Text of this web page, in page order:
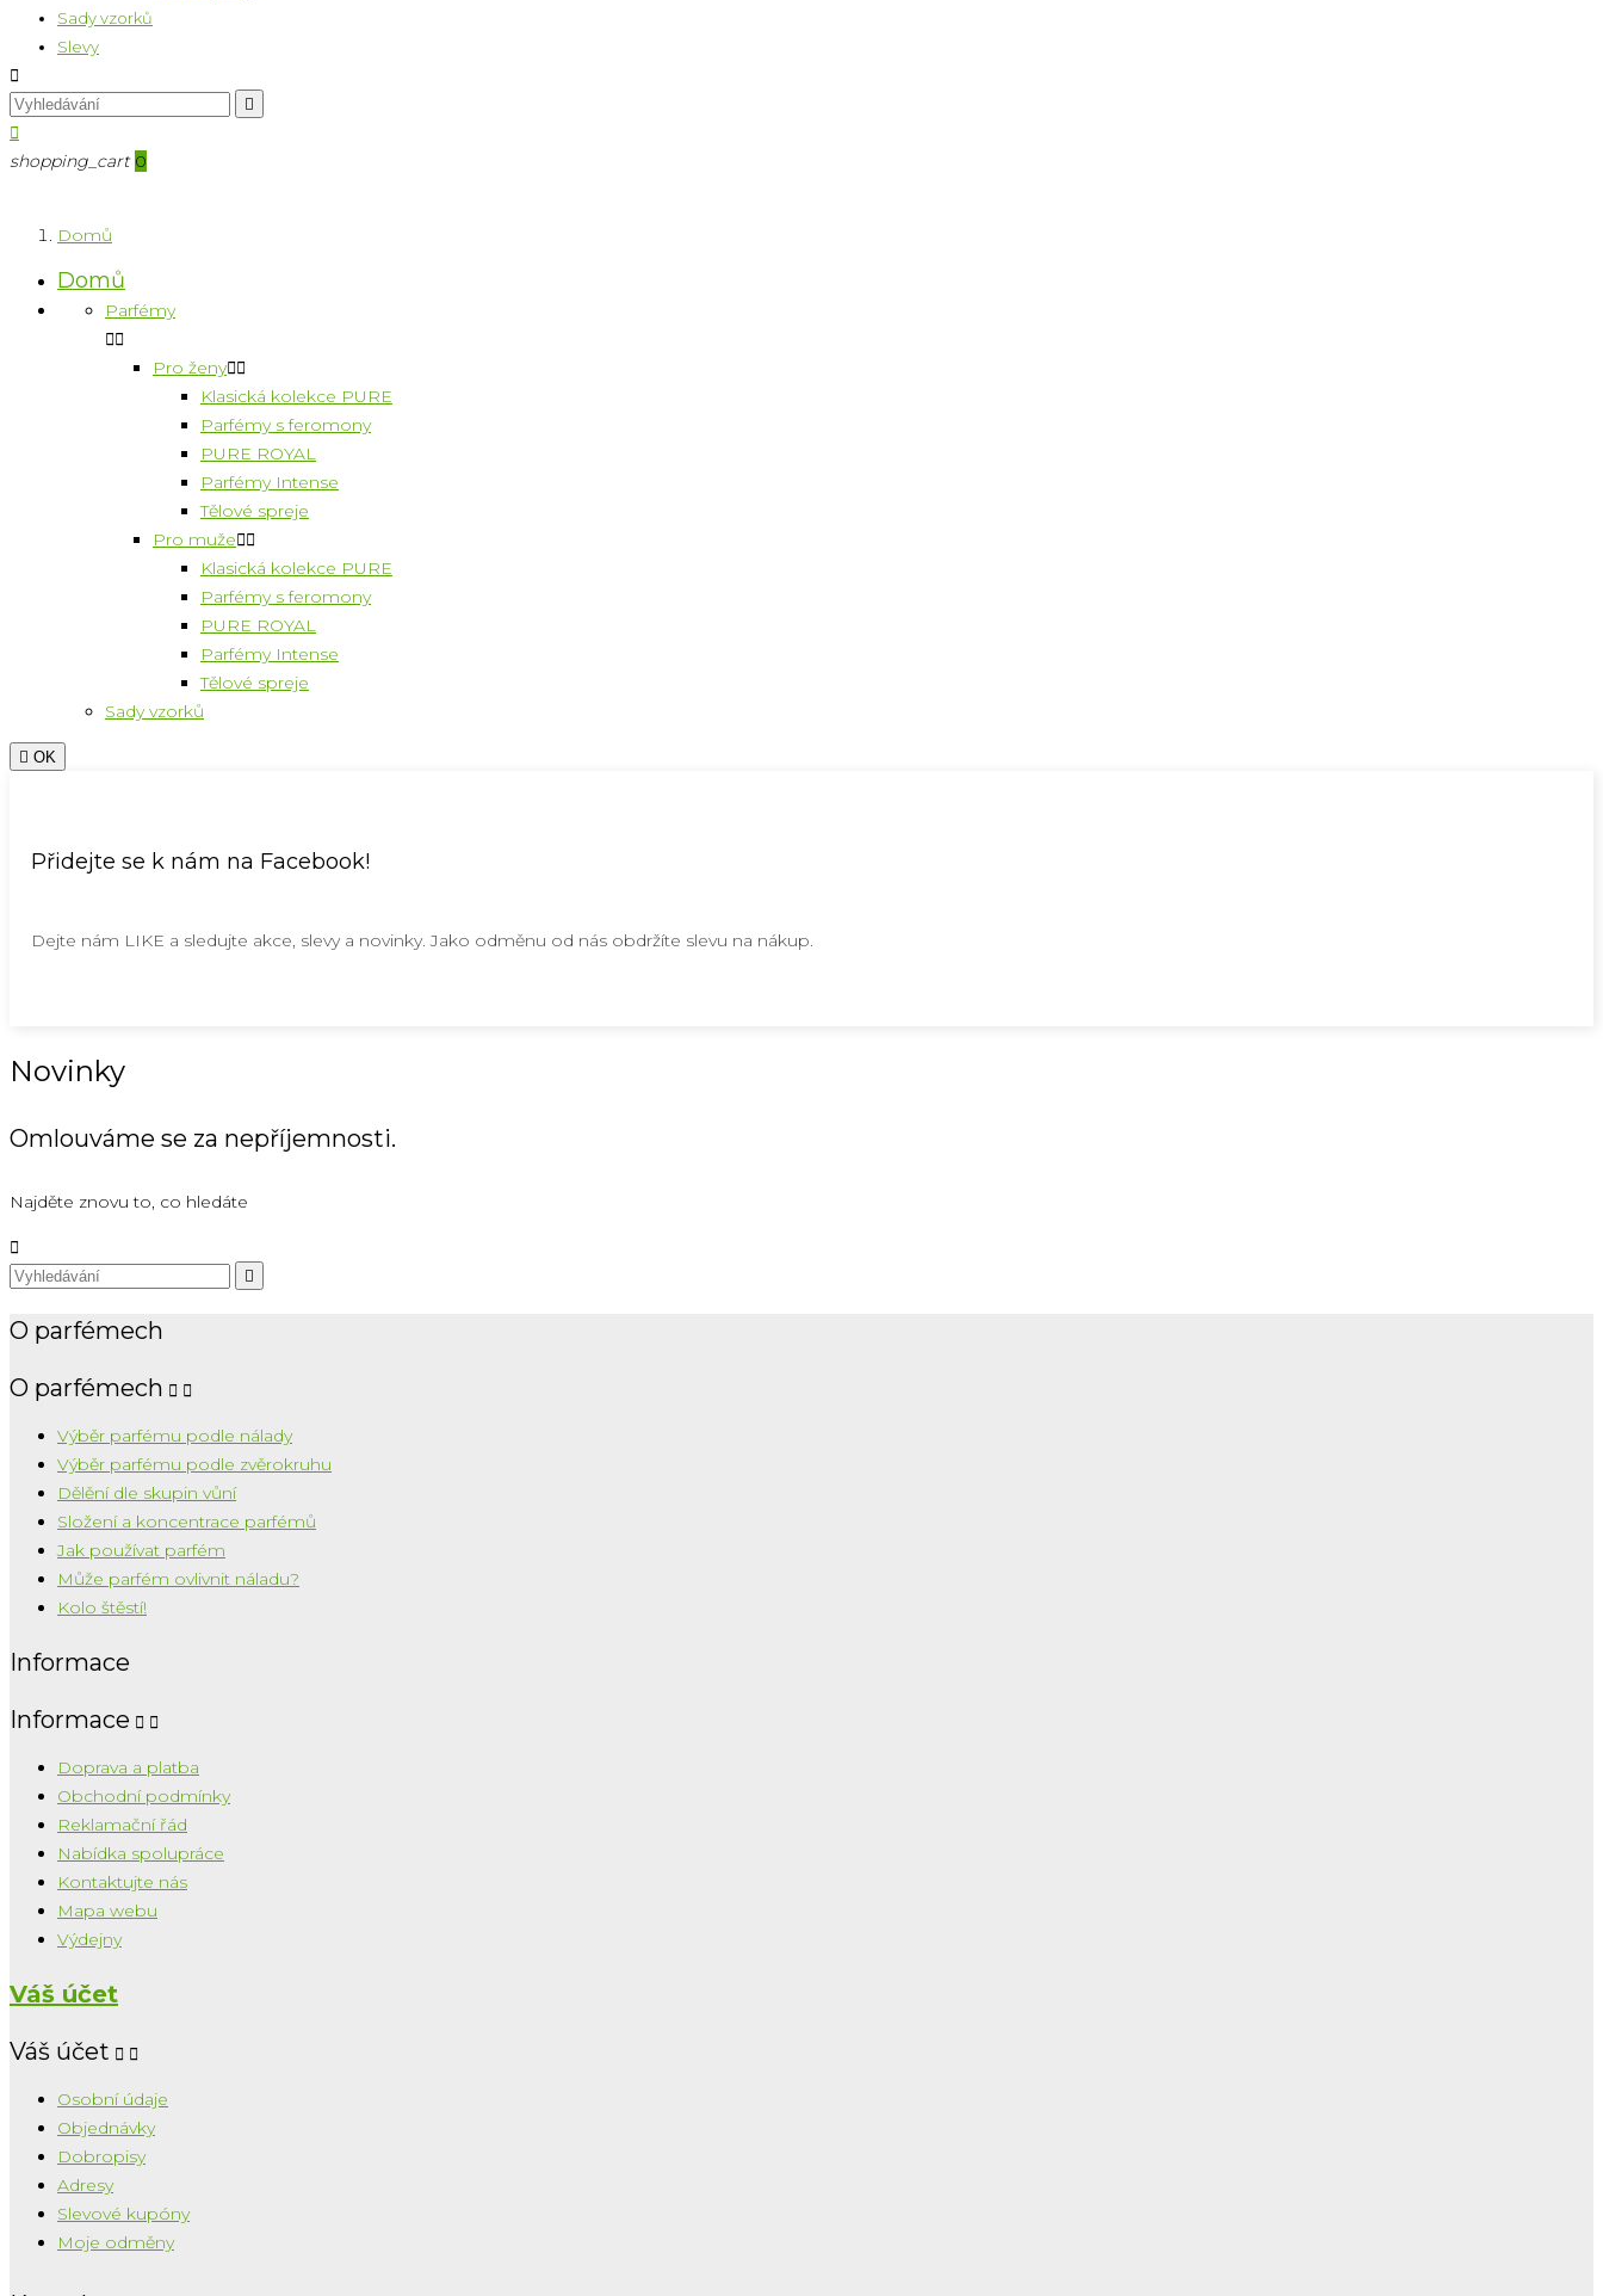
Sady vzorků
Slevy



shopping_cart 0
Domů
Domů
Parfémy

Pro ženy
Klasická kolekce PURE
Parfémy s feromony
PURE ROYAL
Parfémy Intense
Tělové spreje
Pro muže
Klasická kolekce PURE
Parfémy s feromony
PURE ROYAL
Parfémy Intense
Tělové spreje
Sady vzorků
 OK
Přidejte se k nám na Facebook!
Dejte nám LIKE a sledujte akce, slevy a novinky. Jako odměnu od nás obdržíte slevu na nákup.
Novinky
Omlouváme se za nepříjemnosti.
Najděte znovu to, co hledáte


O parfémech
O parfémech  
Výběr parfému podle nálady
Výběr parfému podle zvěrokruhu
Dělění dle skupin vůní
Složení a koncentrace parfémů
Jak používat parfém
Může parfém ovlivnit náladu?
Kolo štěstí!
Informace
Informace  
Doprava a platba
Obchodní podmínky
Reklamační řád
Nabídka spolupráce
Kontaktujte nás
Mapa webu
Výdejny
Váš účet
Váš účet  
Osobní údaje
Objednávky
Dobropisy
Adresy
Slevové kupóny
Moje odměny